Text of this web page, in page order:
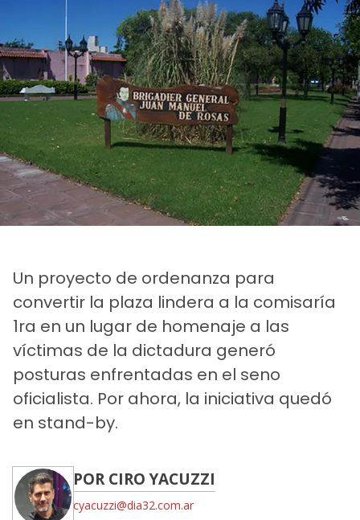
Un proyecto de ordenanza para
convertir la plaza lindera a la comisaría
1ra en un lugar de homenaje a las
víctimas de la dictadura generó
posturas enfrentadas en el seno
oficialista. Por ahora, la iniciativa quedó
en stand-by.
POR CIRO YACUZZI
cyacuzzi@dia32.com.ar